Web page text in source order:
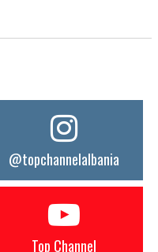
@topchannelalbania
Top Channel